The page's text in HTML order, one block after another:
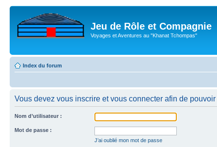
Jeu de Rôle et Compagnie
Voyages et Aventures au "Khanat Tchompas"
Index du forum
Vous devez vous inscrire et vous connecter afin de
Nom d’utilisateur :
Mot de passe :
J’ai oublié mon mot de passe